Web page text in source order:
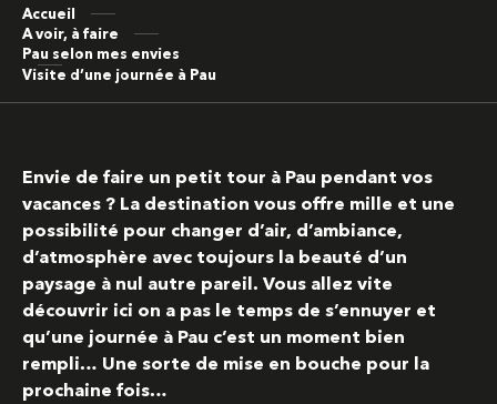
Accueil
A voir, à faire
Pau selon mes envies
Visite d’une journée à Pau
Envie de faire un petit tour à Pau pendant vos
vacances ? La destination vous offre mille et une
possibilité pour changer d’air, d’ambiance,
d’atmosphère avec toujours la beauté d’un
paysage à nul autre pareil. Vous allez vite
découvrir ici on a pas le temps de s’ennuyer et
qu’une journée à Pau c’est un moment bien
rempli… Une sorte de mise en bouche pour la
prochaine fois…